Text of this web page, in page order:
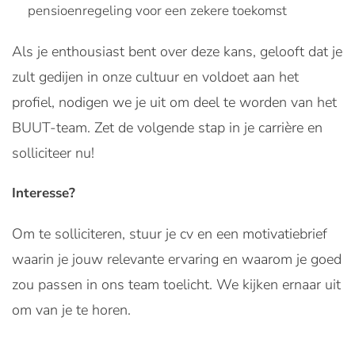
pensioenregeling voor een zekere toekomst
Als je enthousiast bent over deze kans, gelooft dat je
zult gedijen in onze cultuur en voldoet aan het
profiel, nodigen we je uit om deel te worden van het
BUUT-team. Zet de volgende stap in je carrière en
solliciteer nu!
Interesse?
Om te solliciteren, stuur je cv en een motivatiebrief
waarin je jouw relevante ervaring en waarom je goed
zou passen in ons team toelicht. We kijken ernaar uit
om van je te horen.